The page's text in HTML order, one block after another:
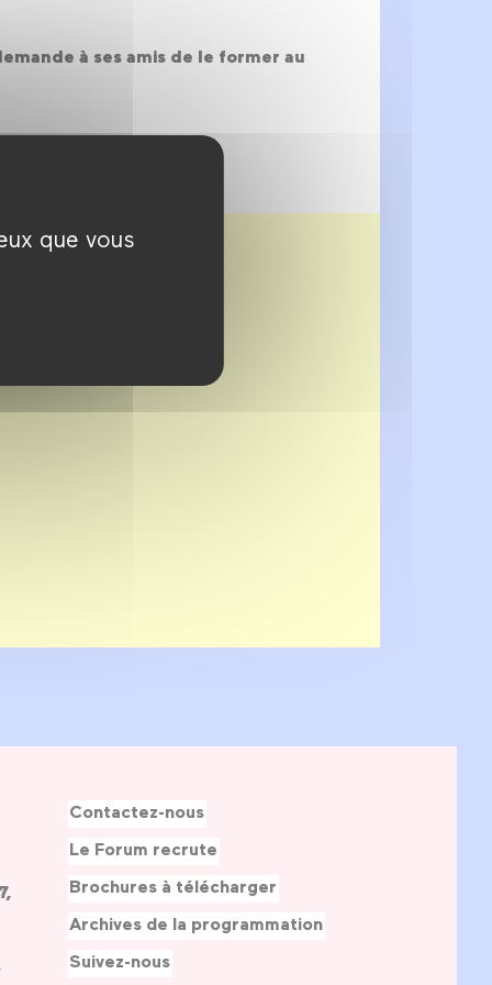
que vous
à ses amis de le former au
Contactez-nous
Le Forum recrute
Brochures à télécharger
Archives de la programmation
Suivez-nous